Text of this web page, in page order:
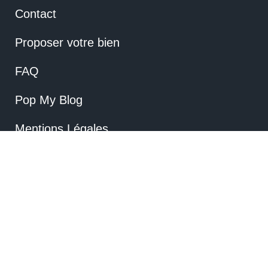
Contact
Proposer votre bien
FAQ
Pop My Blog
Mentions Légales